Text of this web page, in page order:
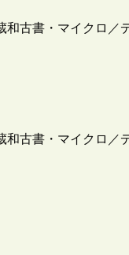
古書・マイクロ／
古書・マイクロ／